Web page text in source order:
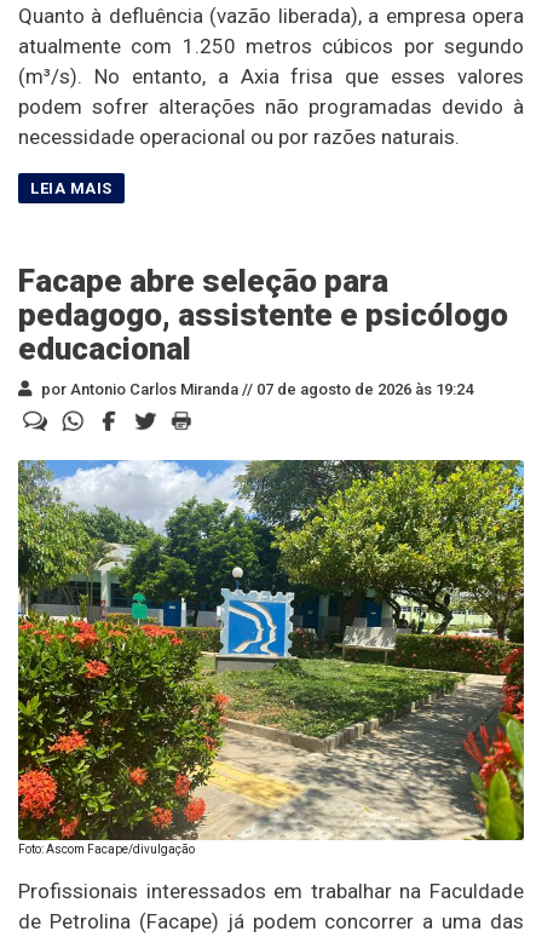
Quanto à defluência (vazão liberada), a empresa opera
atualmente com 1.250 metros cúbicos por segundo
(m³/s). No entanto, a Axia frisa que esses valores
podem sofrer alterações não programadas devido à
necessidade operacional ou por razões naturais.
Facape abre seleção para
pedagogo, assistente e psicólogo
educacional
por Antonio Carlos Miranda // 07 de agosto de 2026 às 19:24
Foto: Ascom Facape/divulgação
Profissionais interessados em trabalhar na Faculdade
de Petrolina (Facape) já podem concorrer a uma das